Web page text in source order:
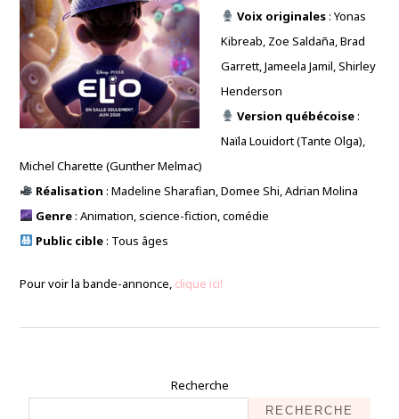
Voix originales: Yonas
Kibreab, Zoe Saldaña, Brad
Garrett, Jameela Jamil, Shirley
Henderson
Version québécoise:
Naïla Louidort (Tante Olga),
Michel Charette (Gunther Melmac)
Réalisation : Madeline Sharafian, Domee Shi, Adrian Molina
Genre: Animation, science-fiction, comédie
Public cible: Tous âges
Pour voir la bande-annonce, clique ici!
Recherche
RECHERCHE